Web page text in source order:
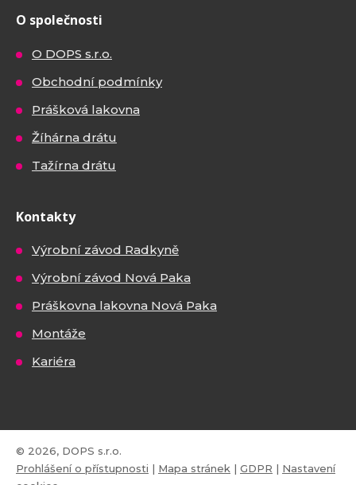
O společnosti
O DOPS s.r.o.
Obchodní podmínky
Prášková lakovna
Žíhárna drátu
Tažírna drátu
Kontakty
Výrobní závod Radkyně
Výrobní závod Nová Paka
Práškovna lakovna Nová Paka
Montáže
Kariéra
© 2026, DOPS s.r.o.
Prohlášení o přístupnosti | Mapa stránek | GDPR | Nastavení